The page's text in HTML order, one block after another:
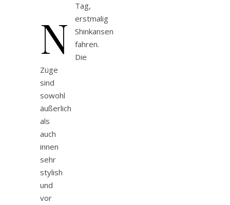
N
Tag,
erstmalig
Shinkansen
fahren.
Die
Züge
sind
sowohl
äußerlich
als
auch
innen
sehr
stylish
und
vor